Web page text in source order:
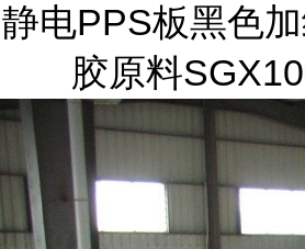
静电PPS板黑色
胶原料